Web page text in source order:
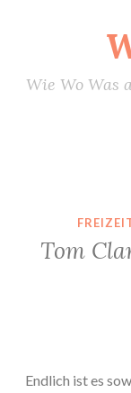
springen
Wie Wo Was
Tom
Endlich ist es